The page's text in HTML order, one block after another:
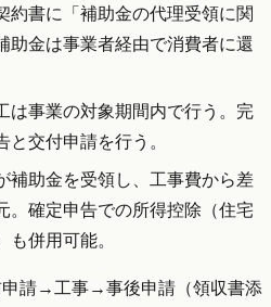
約書に「補助金の代理受領に関
助金は事業者経由で消費者に還
は事業の対象期間内で行う。完
交付申請を行う。
補助金を受領し、工事費から差
。確定申告での所得控除（住宅
併用可能。
申請→工事→事後申請（領収書添